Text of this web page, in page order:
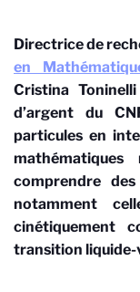
Directrice de
en
Cristina
d’argent du
particules en
comprendre
notamment
cinétiquement
transition liquide-